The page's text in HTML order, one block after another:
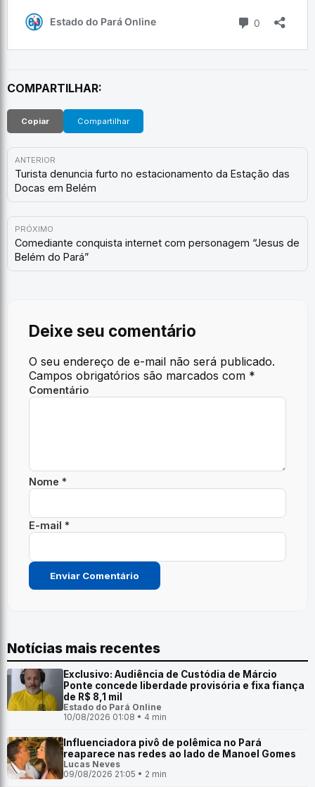
COMPARTILHAR:
Copiar Compartilhar
ANTERIOR
Turista denuncia furto no estacionamento da Estação das
Docas em Belém
PRÓXIMO
Comediante conquista internet com personagem “Jesus de
Belém do Pará”
Deixe seu comentário
O seu endereço de e-mail não será publicado.
Campos obrigatórios são marcados com *
Comentário
Nome *
E-mail *
Notícias mais recentes
Exclusivo: Audiência de Custódia de Márcio
Ponte concede liberdade provisória e fixa fiança
de R$ 8,1 mil
Estado do Pará Online
10/08/2026 01:08 • 4 min
Influenciadora pivô de polêmica no Pará
reaparece nas redes ao lado de Manoel Gomes
Lucas Neves
09/08/2026 21:05 • 2 min